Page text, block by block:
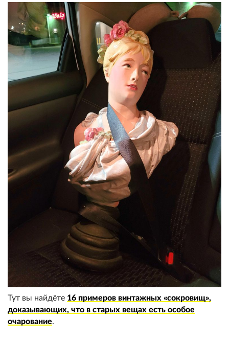
Тут вы найдёте 16 примеров винтажных «сокровищ»,
доказывающих, что в старых вещах есть особое
очарование.